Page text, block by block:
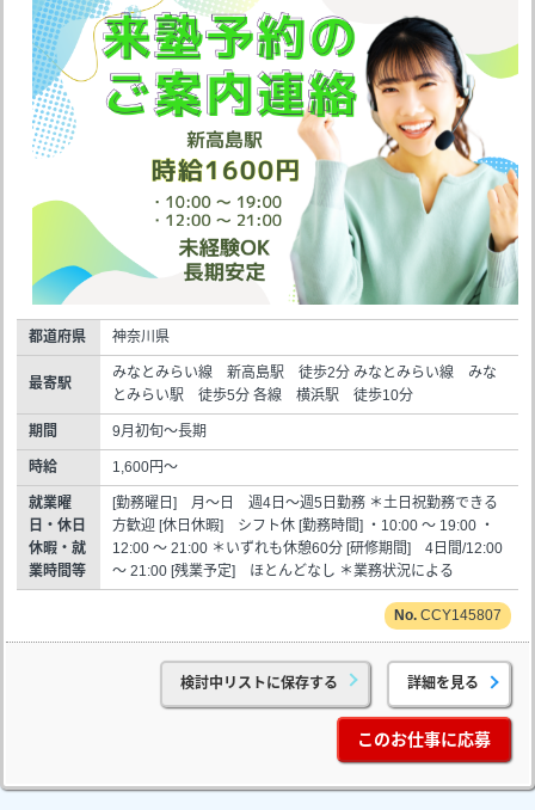
都道府県 神奈川県
最寄駅
みなとみらい線 新高島駅 徒歩2分 みなとみらい線 みな
とみらい駅 徒歩5分 各線 横浜駅 徒歩10分
期間 9月初旬～長期
時給 1,600円～
就業曜
日・休日
休暇・就
業時間等
[勤務曜日] 月～日 週4日～週5日勤務 ＊土日祝勤務できる
方歓迎 [休日休暇] シフト休 [勤務時間] ・10:00 ～ 19:00 ・
12:00 ～ 21:00 ＊いずれも休憩60分 [研修期間] 4日間/12:00
～ 21:00 [残業予定] ほとんどなし ＊業務状況による
CCY145807
検討中リストに保存する 詳細を見る
このお仕事に応募